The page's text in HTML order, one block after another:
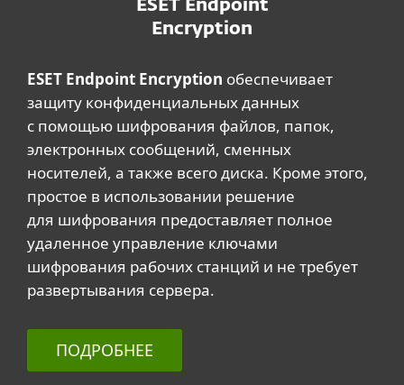
ESET Endpoint
Encryption
ESET Endpoint Encryption обеспечивает
защиту конфиденциальных данных
с помощью шифрования файлов, папок,
электронных сообщений, сменных
носителей, а также всего диска. Кроме этого,
простое в использовании решение
для шифрования предоставляет полное
удаленное управление ключами
шифрования рабочих станций и не требует
развертывания сервера.
ПОДРОБНЕЕ